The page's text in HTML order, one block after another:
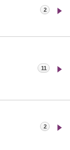
2
11
2